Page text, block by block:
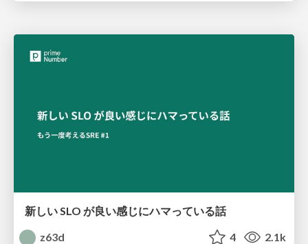
新しい SLO が良い感じにハマっている話
z63d
4 2.1k